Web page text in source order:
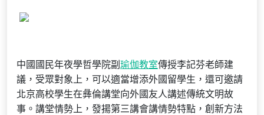
中國國民年夜學哲學院副 瑜伽教室傳授李記芬老師建
議，受眾對象上，可以適當增添外國留學生，還可邀請
北京高校學生在彝倫講堂向外國友人講述傳統文明故
事。講堂情勢上，發揚第三講會講情勢特點，創新方法